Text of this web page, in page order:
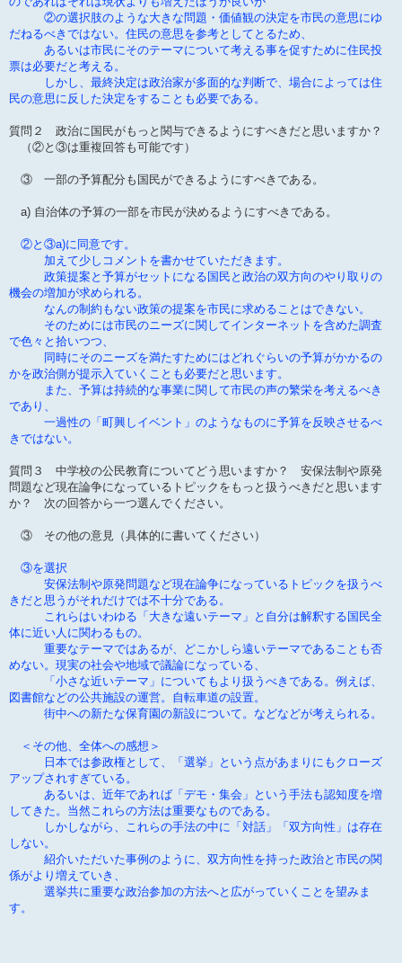
②の選択肢のような大きな問題・価値観の決定を市民の意思にゆ
だねるべきではない。住民の意思を参考としてとるため、
あるいは市民にそのテーマについて考える事を促すために住民投
票は必要だと考える。
しかし、最終決定は政治家が多面的な判断で、場合によっては住
民の意思に反した決定をすることも必要である。
質問２ 政治に国民がもっと関与できるようにすべきだと思いますか？
（②と③は重複回答も可能です）
③ 一部の予算配分も国民ができるようにすべきである。
a) 自治体の予算の一部を市民が決めるようにすべきである。
②と③a)に同意です。
加えて少しコメントを書かせていただきます。
政策提案と予算がセットになる国民と政治の双方向のやり取りの
機会の増加が求められる。
なんの制約もない政策の提案を市民に求めることはできない。
そのためには市民のニーズに関してインターネットを含めた調査
で色々と拾いつつ、
同時にそのニーズを満たすためにはどれぐらいの予算がかかるの
かを政治側が提示入ていくことも必要だと思います。
また、予算は持続的な事業に関して市民の声の繁栄を考えるべき
であり、
一過性の「町興しイベント」のようなものに予算を反映させるべ
きではない。
質問３ 中学校の公民教育についてどう思いますか？ 安保法制や原発
問題など現在論争になっているトピックをもっと扱うべきだと思います
か？ 次の回答から一つ選んでください。
③ その他の意見（具体的に書いてください）
③を選択
安保法制や原発問題など現在論争になっているトピックを扱うべ
きだと思うがそれだけでは不十分である。
これらはいわゆる「大きな遠いテーマ」と自分は解釈する国民全
体に近い人に関わるもの。
重要なテーマではあるが、どこかしら遠いテーマであることも否
めない。現実の社会や地域で議論になっている、
「小さな近いテーマ」についてもより扱うべきである。例えば、
図書館などの公共施設の運営。自転車道の設置。
街中への新たな保育園の新設について。などなどが考えられる。
＜その他、全体への感想＞
日本では参政権として、「選挙」という点があまりにもクローズ
アップされすぎている。
あるいは、近年であれば「デモ・集会」という手法も認知度を増
してきた。当然これらの方法は重要なものである。
しかしながら、これらの手法の中に「対話」「双方向性」は存在
しない。
紹介いただいた事例のように、双方向性を持った政治と市民の関
係がより増えていき、
選挙共に重要な政治参加の方法へと広がっていくことを望みま
す。